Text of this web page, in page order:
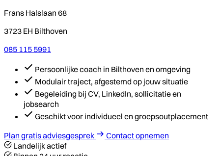
Frans Halslaan 68
3723 EH Bilthoven
085 115 5991
Persoonlijke coach in Bilthoven en omgeving
Modulair traject, afgestemd op jouw situatie
Begeleiding bij CV, LinkedIn, sollicitatie en
jobsearch
Geschikt voor individueel en groepsoutplacement
Plan gratis adviesgesprek
Contact opnemen
Landelijk actief